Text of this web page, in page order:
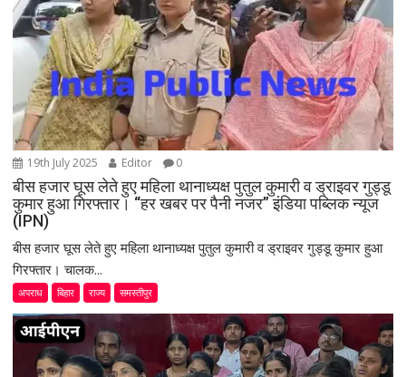
n
19th July 2025 Editor 0
बीस हजार घूस लेते हुए महिला थानाध्यक्ष पुतुल कुमारी व ड्राइवर गुड्डू
कुमार हुआ गिरफ्तार। “हर खबर पर पैनी नजर” इंडिया पब्लिक न्यूज
(IPN)
बीस हजार घूस लेते हुए महिला थानाध्यक्ष पुतुल कुमारी व ड्राइवर गुड्डू कुमार हुआ
गिरफ्तार। चालक...
अपराध बिहार राज्य समस्तीपुर